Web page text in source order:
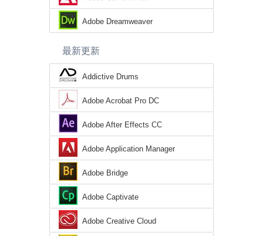
Adobe Dreamweaver
最新更新
Addictive Drums
Adobe Acrobat Pro DC
Adobe After Effects CC
Adobe Application Manager
Adobe Bridge
Adobe Captivate
Adobe Creative Cloud